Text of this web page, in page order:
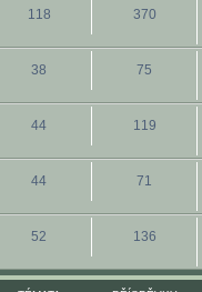
118 370
38 75
44 119
44 71
52 136